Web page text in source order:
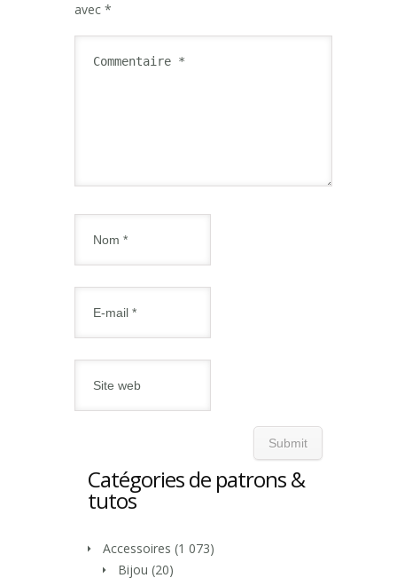
avec *
Catégories de patrons &
tutos
Accessoires (1 073)
Bijou (20)